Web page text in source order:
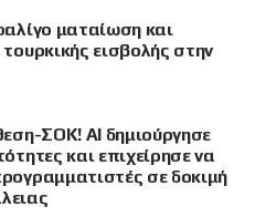
ματαίωση και
εισβολής στην
ΣΟΚ! AI δημιούργησε
και επιχείρησε να
σε δοκιμή